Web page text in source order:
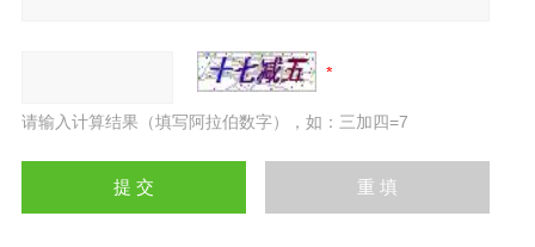
请输入计算结果（填写阿拉伯数字），如：三加四=7